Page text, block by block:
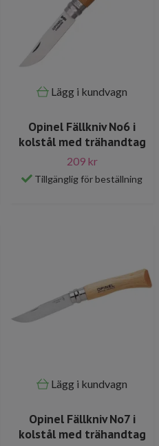
Lägg i kundvagn
Opinel Fällkniv No6 i
kolstål med trähandtag
209 kr
Tillgänglig för beställning
Lägg i kundvagn
Opinel Fällkniv No7 i
kolstål med trähandtag